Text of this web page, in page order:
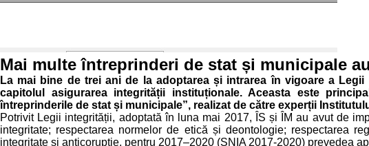
Mai multe întreprinderi de stat și municipale
La mai bine de trei ani de la adoptarea și intrarea în vigoare a
capitolul asigurarea integrității instituționale. Aceasta este
întreprinderile de stat și municipale”, realizat de către experții
Potrivit Legii integrității, adoptată în luna mai 2017, ÎS și ÎM au avut de
integritate; respectarea normelor de etică și deontologie; respectarea
integritate și anticorupție, pentru 2017–2020 (SNIA 2017-2020) prevedea